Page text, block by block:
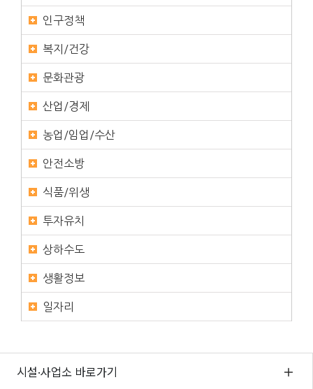
인구정책
복지/건강
문화관광
산업/경제
농업/임업/수산
안전소방
식품/위생
투자유치
상하수도
생활정보
일자리
시설·사업소 바로가기